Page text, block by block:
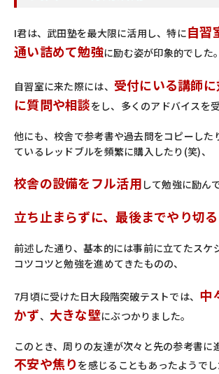
I君は、武田塾を最大限に活用し、特に自習
通い詰めて勉強に励む姿が印象的でした。
自習室に来た際には、 受付にいる講師
に質問や相談をし、多くのアドバイスを
他にも、校舎で参考書や過去問をコピーした
ているレッドブルを頻繁に購入したり(笑)、
校舎の設備をフル活用 して勉強に励ん
立ち止まらずに、最後までやり切る
前述した通り、基本的には事前に立てたスケ
コツコツと勉強を進めてきたものの、
7月頃に受けた日大段階突破テストでは、 中
かず、 大きな壁にぶつかりました。
このとき、周りの友達が次々と先の参考書に
不安や焦り を感じることもあったようでし